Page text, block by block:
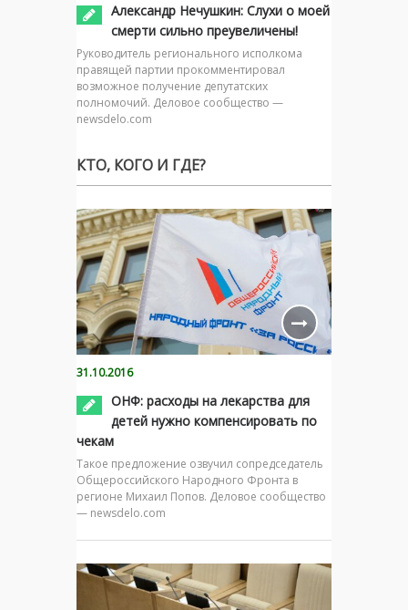
Александр Нечушкин: Слухи о моей
смерти сильно преувеличены!
Руководитель регионального исполкома
правящей партии прокомментировал
возможное получение депутатских
полномочий. Деловое сообщество —
newsdelo.com
КТО, КОГО И ГДЕ?
31.10.2016
ОНФ: расходы на лекарства для
детей нужно компенсировать по
чекам
Такое предложение озвучил сопредседатель
Общероссийского Народного Фронта в
регионе Михаил Попов. Деловое сообщество
— newsdelo.com